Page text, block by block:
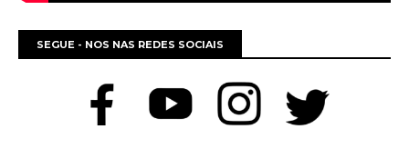
SEGUE - NOS NAS REDES SOCIAIS